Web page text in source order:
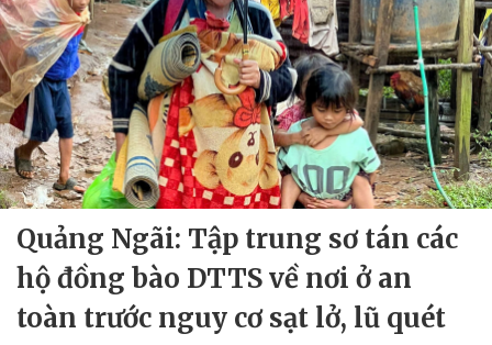
Quảng Ngãi: Tập trung sơ tán các
hộ đồng bào DTTS về nơi ở an
toàn trước nguy cơ sạt lở, lũ quét